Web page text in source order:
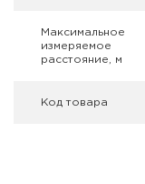
Максимальное
измеряемое
расстояние, м
Код товара